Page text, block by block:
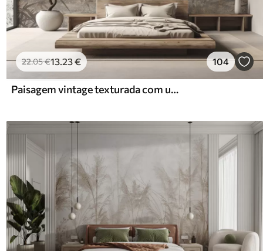
22.05€13.23€ 104
Paisagem vintage texturada com uma árvore perto de um rio e um céu nublado, arte da natureza em tons sépia